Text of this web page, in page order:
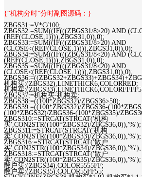
{“机构分时”分时副图源码：}
ZBGS31:=V*C/100;
ZBGS32:=SUM((IF(((ZBGS31/8>20) AND
(REF(CLOSE,1)))),ZBGS31,0)),0);
ZBGS33:=SUM((IF(((ZBGS31/8>20) AND
(CLOSE<(REF(CLOSE,1)))),ZBGS31,0)),0);
ZBGS34:=SUM((IF(((ZBGS31/8<20) AND
(REF(CLOSE,1)))),ZBGS31,0)),0);
ZBGS35:=SUM((IF(((ZBGS31/8<20) AND
(CLOSE<(REF(CLOSE,1)))),ZBGS31,0)),0);
机构买:(ZBGS32),LINETHICK6,COLORRED;
机构卖
ZBGS37:=机构买-机构卖;
ZBGS38:=((100*ZBGS32)/ZBGS36>50);
ZBGS39:=((100*ZBGS32)/ZBGS36-
(100*ZBGS32)/ZBGS36-(100*ZBGS35)/
ZBGS310:=STRCAT(STRCAT('机构
买',CON2STR((100*ZBGS32)/ZBGS36,0)),'%');
ZBGS311:=STRCAT(STRCAT('机构
卖',CON2STR((100*ZBGS33)/ZBGS36,0)),'%');
ZBGS316:=STRCAT(STRCAT('散户
买',CON2STR((100*ZBGS34)/ZBGS36,0)),'%');
ZBGS318:=STRCAT(STRCAT('散户
卖',CON2STR((100*ZBGS35)/ZBGS36,0)),'%');
散户买:(ZBGS34),COLOR5555FF;
散户卖:(ZBGS35),COLOR55FF55;